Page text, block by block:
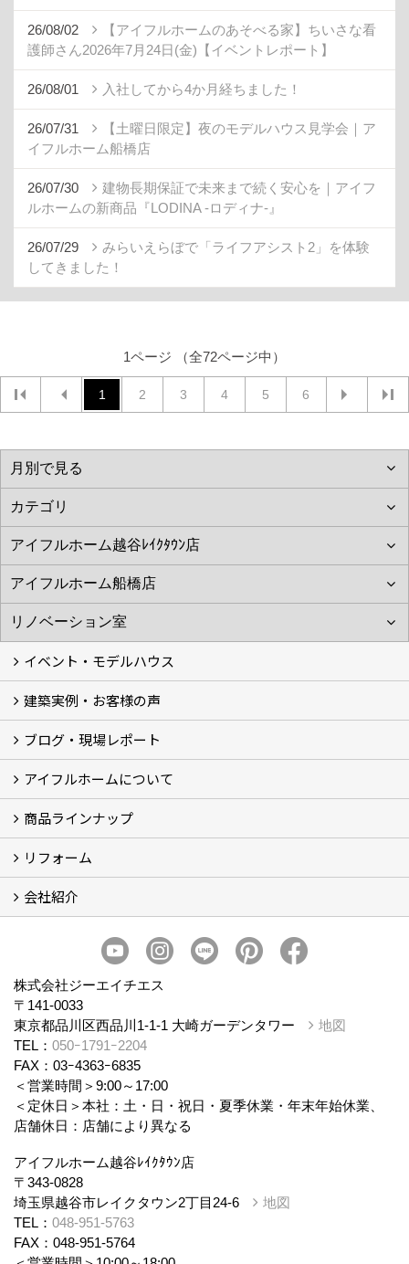
26/08/02
【アイフルホームのあそべる家】ちいさな看
護師さん2026年7月24日(金)【イベントレポート】
26/08/01 入社してから4か月経ちました！
26/07/31
【土曜日限定】夜のモデルハウス見学会｜ア
イフルホーム船橋店
26/07/30
建物長期保証で未来まで続く安心を｜アイフ
ルホームの新商品『LODINA -ロディナ-』
26/07/29
みらいえらぼで「ライフアシスト2」を体験
してきました！
1ページ （全72ページ中）
1 2 3 4 5 6
イベント・モデルハウス
イベント
モデルハウス見学
建築実例・お客様の声
建築実例
お客様の声
ブログ・現場レポート
ブログ
現場レポート
アイフルホームについて
アイフルホームについて (5)
商品ラインナップ
商品ラインナップ
リフォーム
まるごと断熱リフォーム
イベント情報
施工事例
会社紹介
スタッフ紹介
個人情報保護方針
株式会社ジーエイチエス
〒141-0033
東京都品川区西品川1-1-1 大崎ガーデンタワー
地図
TEL： 050ｰ1791ｰ2204
FAX：03ｰ4363ｰ6835
＜営業時間＞9:00～17:00
＜定休日＞本社：土・日・祝日・夏季休業・年末年始休業、
店舗休日：店舗により異なる
アイフルホーム越谷ﾚｲｸﾀｳﾝ店
〒343-0828
埼玉県越谷市レイクタウン2丁目24-6
地図
TEL： 048-951-5763
FAX：048-951-5764